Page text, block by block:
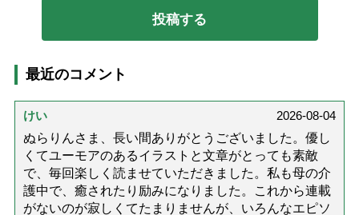
最近のコメント
けい
2026-08-04
ぬらりんさま、長い間ありがとうございました。優し
くてユーモアのあるイラストと文章がとっても素敵
で、毎回楽しく読ませていただきました。私も母の介
護中で、癒されたり励みになりました。これから連載
がないのが寂しくてたまりませんが、いろんなエピソ